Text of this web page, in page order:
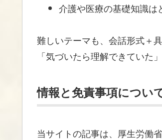
介護や医療の基礎知識は
難しいテーマも、会話形式＋具
「気づいたら理解できていた
情報と免責事項につい
当サイトの記事は、厚生労働